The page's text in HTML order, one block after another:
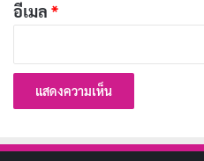
ที่หมู่บ้าน เธอได้พบกับหญิงสา
ปีศาจ การผจญภัยครั้งนี้ไม่เพีย
ระหว่างผู้บำเพ็ญเพียรกับปีศ
สายตา ซีรีส์นี้แสดงนำโดย
อีเมล *